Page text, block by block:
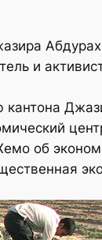
и
кантона
об